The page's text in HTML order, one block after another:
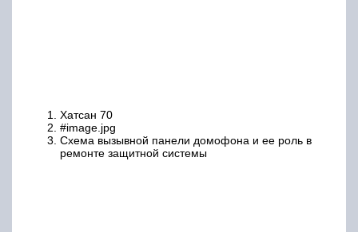
Хатсан 70
#image.jpg
Схема вызывной панели домофона и ее роль в
ремонте защитной системы